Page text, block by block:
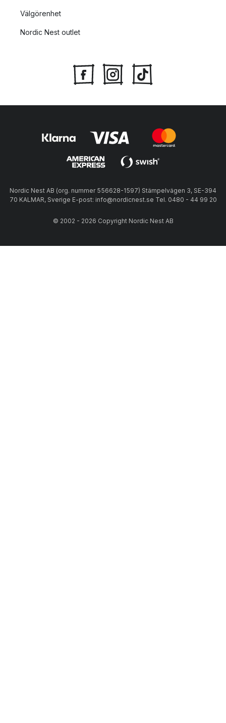
Välgörenhet
Nordic Nest outlet
Nordic Nest AB (org. nummer 556628-1597) Stämpelvägen 3, SE-394
70 KALMAR, Sverige E-post: info@nordicnest.se Tel. 0480 - 44 99 20
© 2002 - 2026 Copyright Nordic Nest AB